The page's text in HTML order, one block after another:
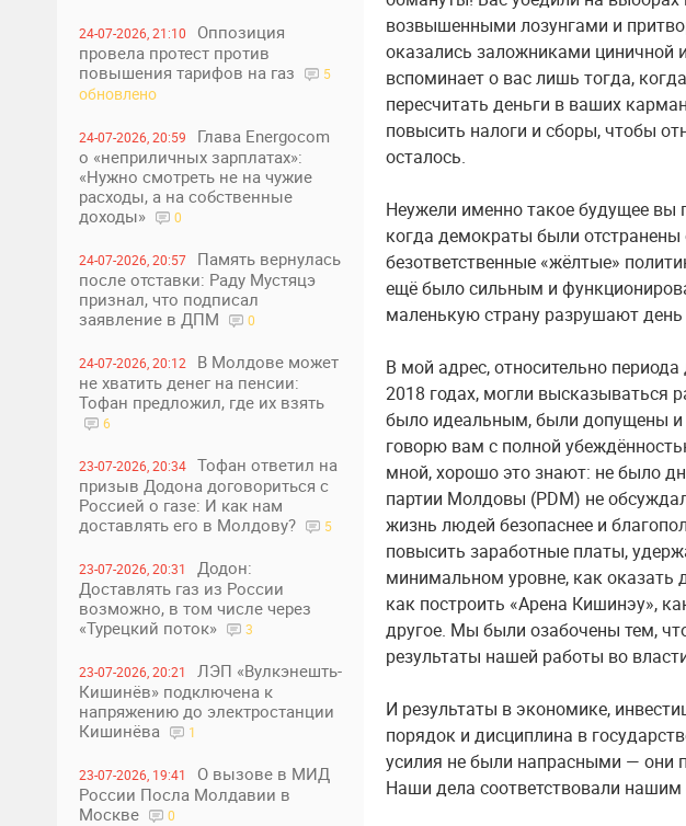
24-07-2026, 21:10
Оппозиция
провела протест против
повышения тарифов на газ
5
обновлено
24-07-2026, 20:59
Глава Energocom
о «неприличных зарплатах»:
«Нужно смотреть не на чужие
расходы, а на собственные
доходы»
0
24-07-2026, 20:57
Память вернулась
после отставки: Раду Мустяцэ
признал, что подписал
заявление в ДПМ
0
24-07-2026, 20:12
В Молдове может
не хватить денег на пенсии:
Тофан предложил, где их взять
6
23-07-2026, 20:34
Тофан ответил на
призыв Додона договориться с
Россией о газе: И как нам
доставлять его в Молдову?
5
23-07-2026, 20:31
Додон:
Доставлять газ из России
возможно, в том числе через
«Турецкий поток»
3
23-07-2026, 20:21
ЛЭП «Вулкэнешть-
Кишинёв» подключена к
напряжению до электростанции
Кишинёва
1
23-07-2026, 19:41
О вызове в МИД
России Посла Молдавии в
Москве
0
возвышенными лозунгами и
оказались заложниками циничной
вспоминает о вас лишь тогда,
пересчитать деньги в ваших
повысить налоги и сборы, чтобы
осталось.
Неужели именно такое будущее вы
когда демократы были отстранены
безответственные «жёлтые»
ещё было сильным и
маленькую страну разрушают
В мой адрес, относительно
2018 годах, могли высказываться
было идеальным, были допущены
говорю вам с полной
мной, хорошо это знают: не было
партии Молдовы (PDM) не
жизнь людей безопаснее и
повысить заработные платы,
минимальном уровне, как
как построить «Арена Кишинэу»,
другое. Мы были озабочены тем,
результаты нашей работы во
И результаты в экономике,
порядок и дисциплина в
усилия не были напрасными — они
Наши дела соответствовали